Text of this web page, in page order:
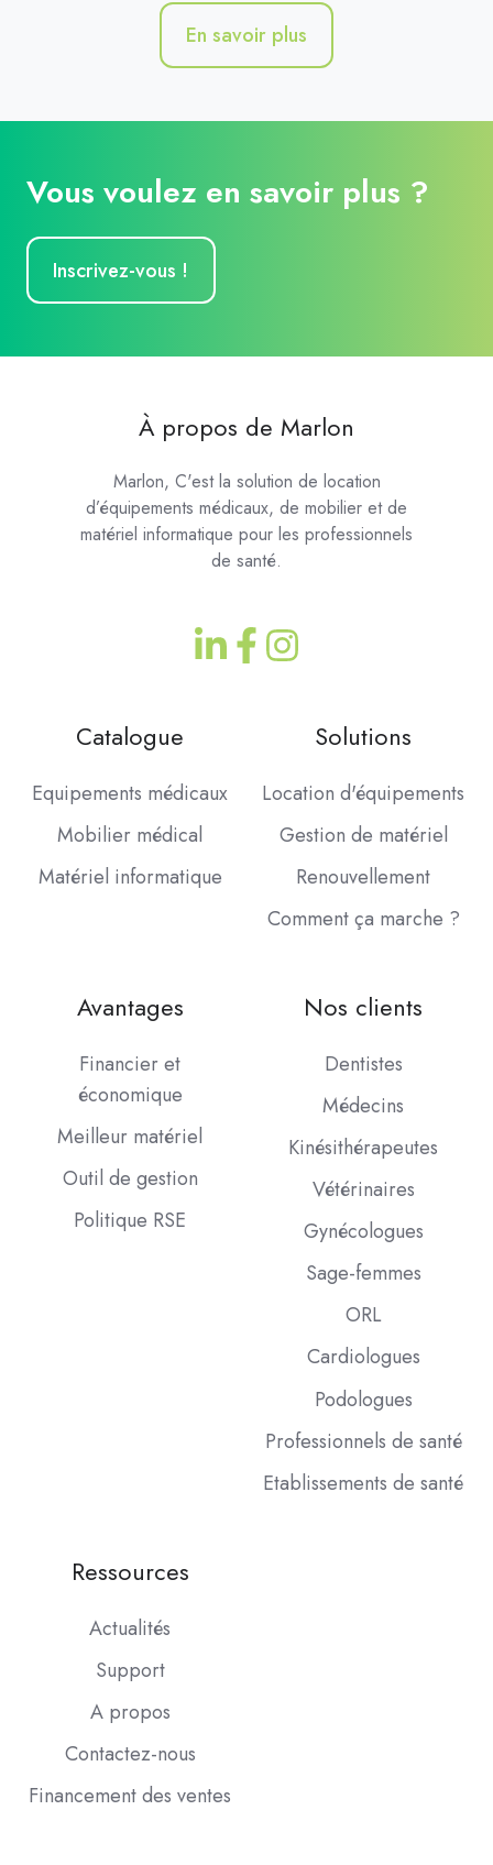
En savoir plus
Vous voulez en savoir plus ?
Inscrivez-vous !
Àpropos de Marlon
Marlon, C'est la solution de location
d’équipements médicaux, de mobilier et de
matériel informatique pour les professionnels
de santé.
Catalogue
Equipements médicaux
Mobilier médical
Matériel informatique
Solutions
Location d'équipements
Gestion de matériel
Renouvellement
Comment ça marche ?
Avantages
Financier et
économique
Meilleur matériel
Outil de gestion
Politique RSE
Nos clients
Dentistes
Médecins
Kinésithérapeutes
Vétérinaires
Gynécologues
Sage-femmes
ORL
Cardiologues
Podologues
Professionnels de santé
Etablissements de santé
Ressources
Actualités
Support
A propos
Contactez-nous
Financement des ventes